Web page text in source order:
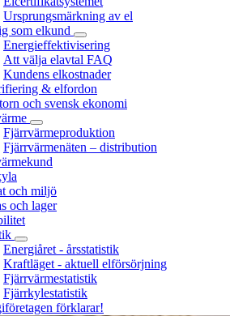
Ursprungsmärkning av el
som elkund
Energieffektivisering
Att välja elavtal FAQ
Kundens elkostnader
& elfordon
och svensk ekonomi
Fjärrvärmeproduktion
Fjärrvärmenäten – distribution
och miljö
och lager
Energiåret - årsstatistik
Kraftläget - aktuell elförsörjning
Fjärrvärmestatistik
Fjärrkylestatistik
förklarar!